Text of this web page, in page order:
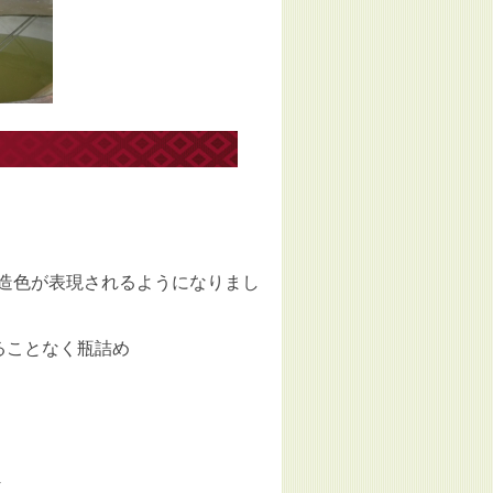
色が表現されるようになりまし
ことなく瓶詰め